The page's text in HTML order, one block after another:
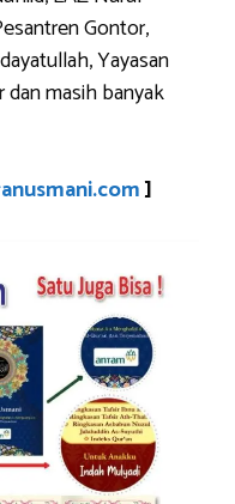
Gontor,
Yayasan
dan masih banyak
]